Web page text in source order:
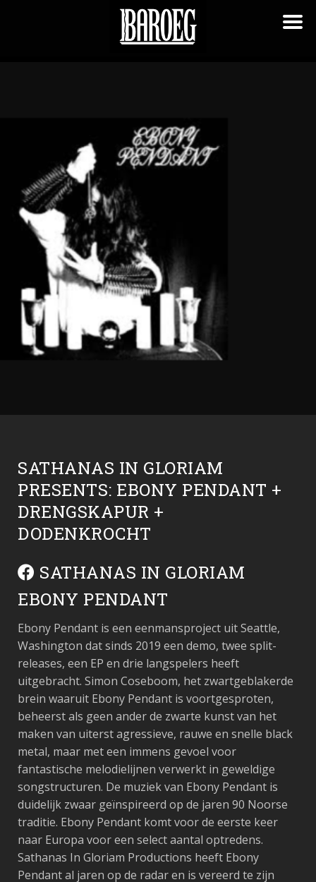
SATHANAS IN GLORIAM
PRESENTS: EBONY PENDANT +
DRENGSKAPUR +
DODENKROCHT
SATHANAS IN GLORIAM
EBONY PENDANT
Ebony Pendant is een eenmansproject uit Seattle,
Washington dat sinds 2019 een demo, twee split-
releases, een EP en drie langspelers heeft
uitgebracht. Simon Coseboom, het zwartgeblakerde
brein waaruit Ebony Pendant is voortgesproten,
beheerst als geen ander de zwarte kunst van het
maken van uiterst agressieve, rauwe en snelle black
metal, maar met een immens gevoel voor
fantastische melodielijnen verwerkt in geweldige
songstructuren. De muziek van Ebony Pendant is
duidelijk zwaar geïnspireerd op de jaren 90 Noorse
traditie. Ebony Pendant komt voor de eerste keer
naar Europa voor een select aantal optredens.
Sathanas In Gloriam Productions heeft Ebony
Pendant al jaren op de radar en is vereerd te zijn